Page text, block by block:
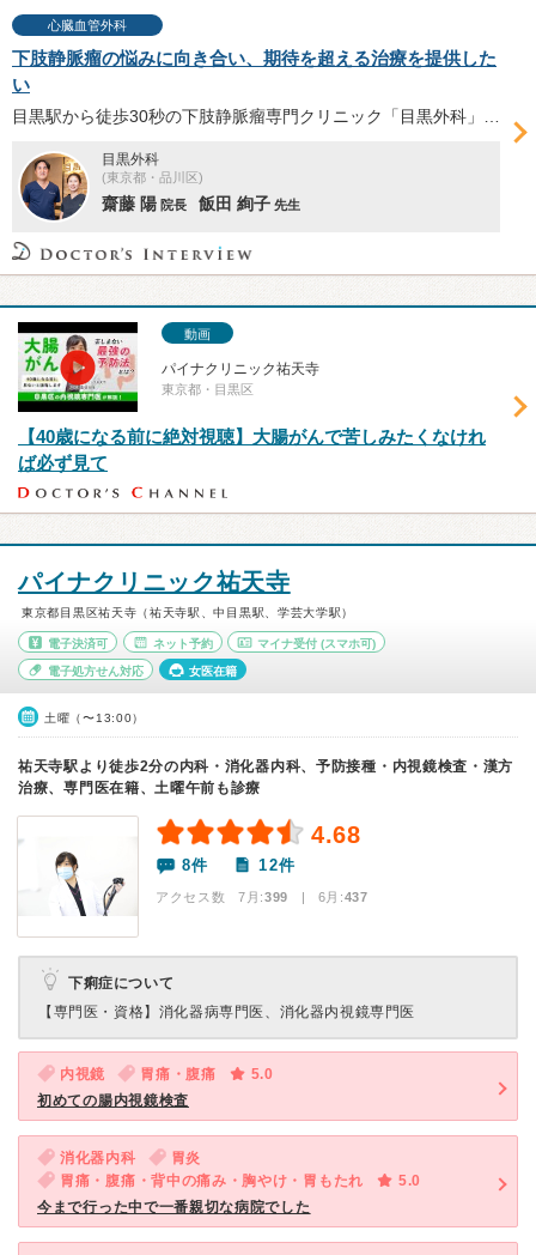
心臓血管外科
下肢静脈瘤の悩みに向き合い、期待を超える治療を提供した
い
目黒外科
(東京都・品川区)
齋藤 陽 院長 飯田 絢子 先生
動画
パイナクリニック祐天寺
東京都・目黒区
【40歳になる前に絶対視聴】大腸がんで苦しみたくなけれ
ば必ず見て
パイナクリニック祐天寺
東京都目黒区祐天寺（祐天寺駅、中目黒駅、学芸大学駅）
電子決済可 ネット予約 マイナ受付 (スマホ可)
電子処方せん対応 女医在籍
土曜（〜13:00）
祐天寺駅より徒歩2分の内科・消化器内科、予防接種・内視鏡検査・漢方
治療、専門医在籍、土曜午前も診療
4.68
8件 12件
アクセス数 7月:399 | 6月:437
下痢症について
【専門医・資格】 消化器病専門医、消化器内視鏡専門医
内視鏡 胃痛・腹痛
5.0
初めての腸内視鏡検査
消化器内科
胃炎
胃痛・腹痛・背中の痛み・胸やけ・胃もたれ
5.0
今まで行った中で一番親切な病院でした